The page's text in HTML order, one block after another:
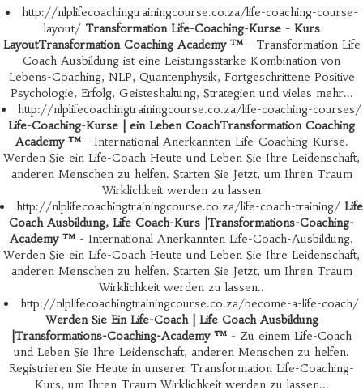
http://nlplifecoachingtrainingcourse.co.za/life-coaching-course-
layout/ Transformation Life-Coaching-Kurse - Kurs
LayoutTransformation Coaching Academy ™- Transformation Life
Coach Ausbildung ist eine Leistungsstarke Kombination von
Lebens-Coaching, NLP, Quantenphysik, Fortgeschrittene Positive
Psychologie, Erfolg, Geisteshaltung, Strategien und vieles mehr...
http://nlplifecoachingtrainingcourse.co.za/life-coaching-courses/
Life-Coaching-Kurse | ein Leben CoachTransformation Coaching
Academy ™- International Anerkannten Life-Coaching-Kurse.
Werden Sie ein Life-Coach Heute und Leben Sie Ihre Leidenschaft,
anderen Menschen zu helfen. Starten Sie Jetzt, um Ihren Traum
Wirklichkeit werden zu lassen
http://nlplifecoachingtrainingcourse.co.za/life-coach-training/ Life
Coach Ausbildung, Life Coach-Kurs |Transformations-Coaching-
Academy ™ - International Anerkannten Life-Coach-Ausbildung.
Werden Sie ein Life-Coach Heute und Leben Sie Ihre Leidenschaft,
anderen Menschen zu helfen. Starten Sie Jetzt, um Ihren Traum
Wirklichkeit werden zu lassen..
http://nlplifecoachingtrainingcourse.co.za/become-a-life-coach/
Werden Sie Ein Life-Coach | Life Coach Ausbildung
|Transformations-Coaching-Academy ™ - Zu einem Life-Coach
und Leben Sie Ihre Leidenschaft, anderen Menschen zu helfen.
Registrieren Sie Heute in unserer Transformation Life-Coaching-
Kurs, um Ihren Traum Wirklichkeit werden zu lassen...